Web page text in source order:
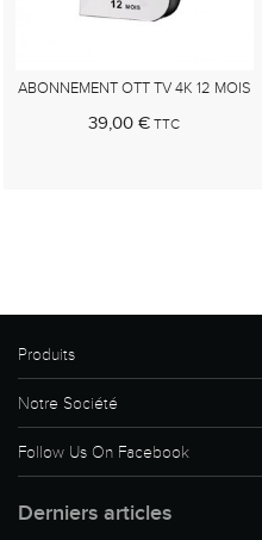
ABONNEMENT OTT TV 4K 12 MOIS
39,00 € TTC
Produits
Notre Société
Follow Us On Facebook
Derniers articles